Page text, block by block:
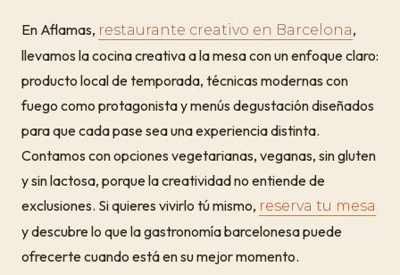
En Aflamas, restaurante creativo en Barcelona,
llevamos la cocina creativa a la mesa con un enfoque claro:
producto local de temporada, técnicas modernas con
fuego como protagonista y menús degustación diseñados
para que cada pase sea una experiencia distinta.
Contamos con opciones vegetarianas, veganas, sin gluten
y sin lactosa, porque la creatividad no entiende de
exclusiones. Si quieres vivirlo tú mismo, reserva tu mesa
y descubre lo que la gastronomía barcelonesa puede
ofrecerte cuando está en su mejor momento.